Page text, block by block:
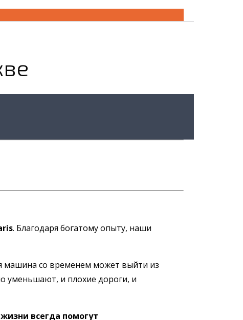
. Благодаря богатому опыту, наши
машина со временем может выйти из
уменьшают, и плохие дороги, и
всегда помогут